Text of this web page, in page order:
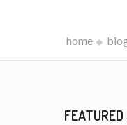
home